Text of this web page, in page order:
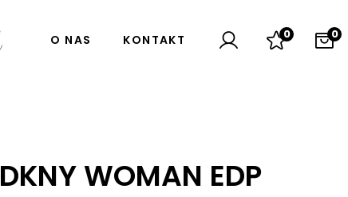
O NAS KONTAKT 0 0
DKNY WOMAN EDP